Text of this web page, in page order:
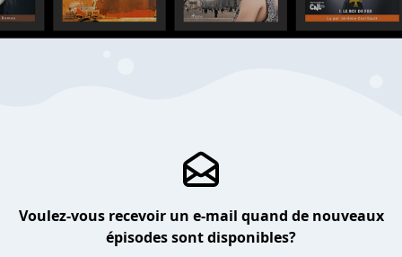
Voulez-vous recevoir un e-mail quand de nouveaux
épisodes sont disponibles?